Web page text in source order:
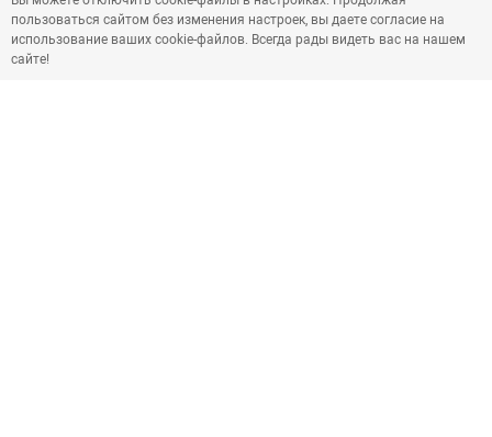
пользоваться сайтом без изменения настроек, вы даете согласие на
использование ваших cookie-файлов. Всегда рады видеть вас на нашем
сайте!